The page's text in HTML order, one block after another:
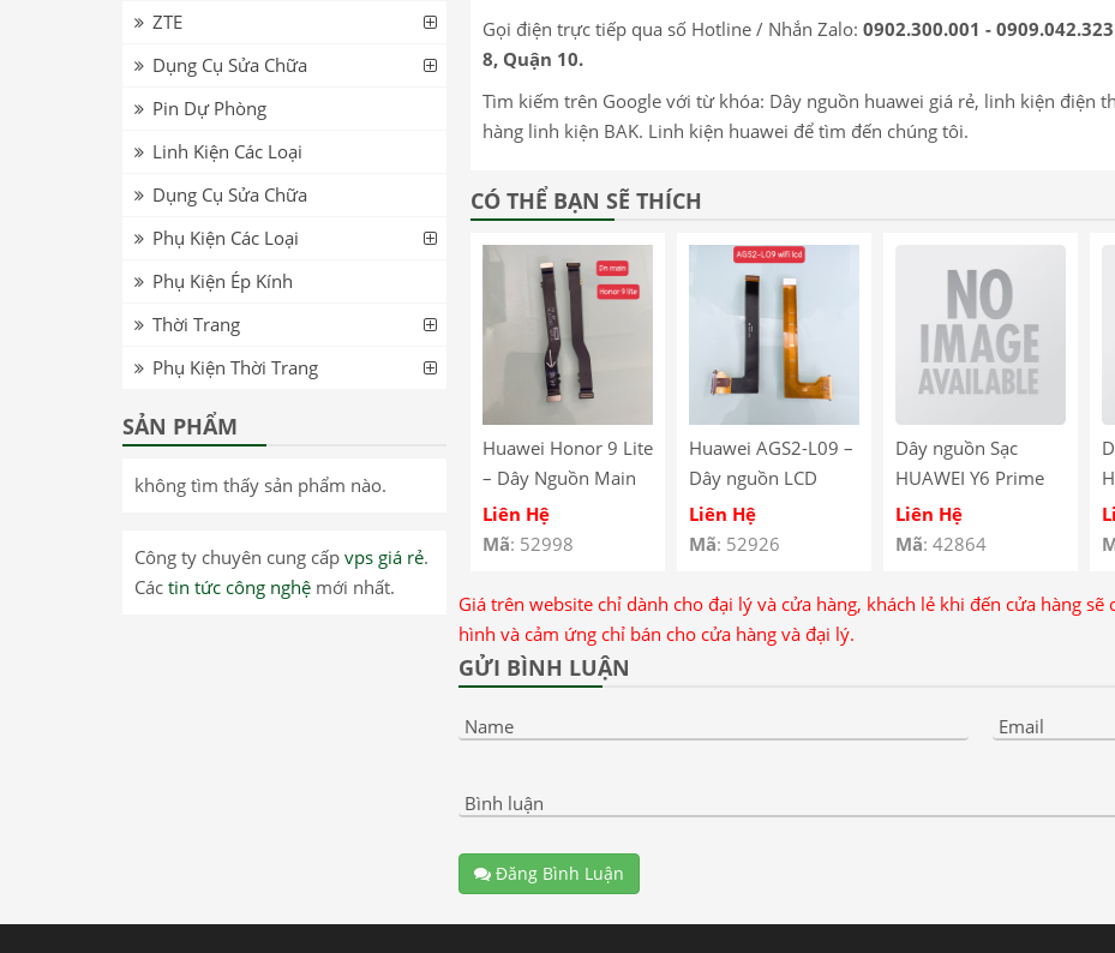
Gọi điện trực tiếp qua số Hotline / Nhắn Zalo: 0902.300.001 - 0909.042.323
8, Quận 10.
Tìm kiếm trên Google với từ khóa: Dây nguồn huawei giá rẻ, linh kiện điện
hàng linh kiện BAK. Linh kiện huawei để tìm đến chúng tôi.
CÓ THỂ BẠN SẼ THÍCH
Huawei Honor 9 Lite
– Dây Nguồn Main
Huawei Honor 9 Lite
– Cáp Nối Main
– Huawei Honor 9
Lite Motherboard
Flex Cable
Liên Hệ
Mã: 52998
Huawei AGS2-L09 –
Dây nguồn LCD
Huawei MediaPad
T5 10.1 inch – Cáp
Huawei AGS2-L09 –
Huawei MediaPad
Liên Hệ
Mã: 52926
Dây nguồn Sạc
HUAWEI Y6 Prime
2019
Liên Hệ
Mã: 42864
Giá trên website chỉ dành cho đại lý và cửa hàng, khách lẻ khi đến cửa hàng
hình và cảm ứng chỉ bán cho cửa hàng và đại lý.
GỬI BÌNH LUẬN
Name Email
Bình luận
Đăng Bình Luận
ZTE
Dụng Cụ Sửa Chữa
Pin Dự Phòng
Linh Kiện Các Loại
Dụng Cụ Sửa Chữa
Phụ Kiện Các Loại
Phụ Kiện Ép Kính
Thời Trang
Phụ Kiện Thời Trang
SẢN PHẨM
không tìm thấy sản phẩm nào.
Công ty chuyên cung cấp vps giá rẻ.
Các tin tức công nghệ mới nhất.